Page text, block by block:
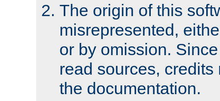
The origin of this
misrepresented,
or by omission.
read sources,
the documentation.